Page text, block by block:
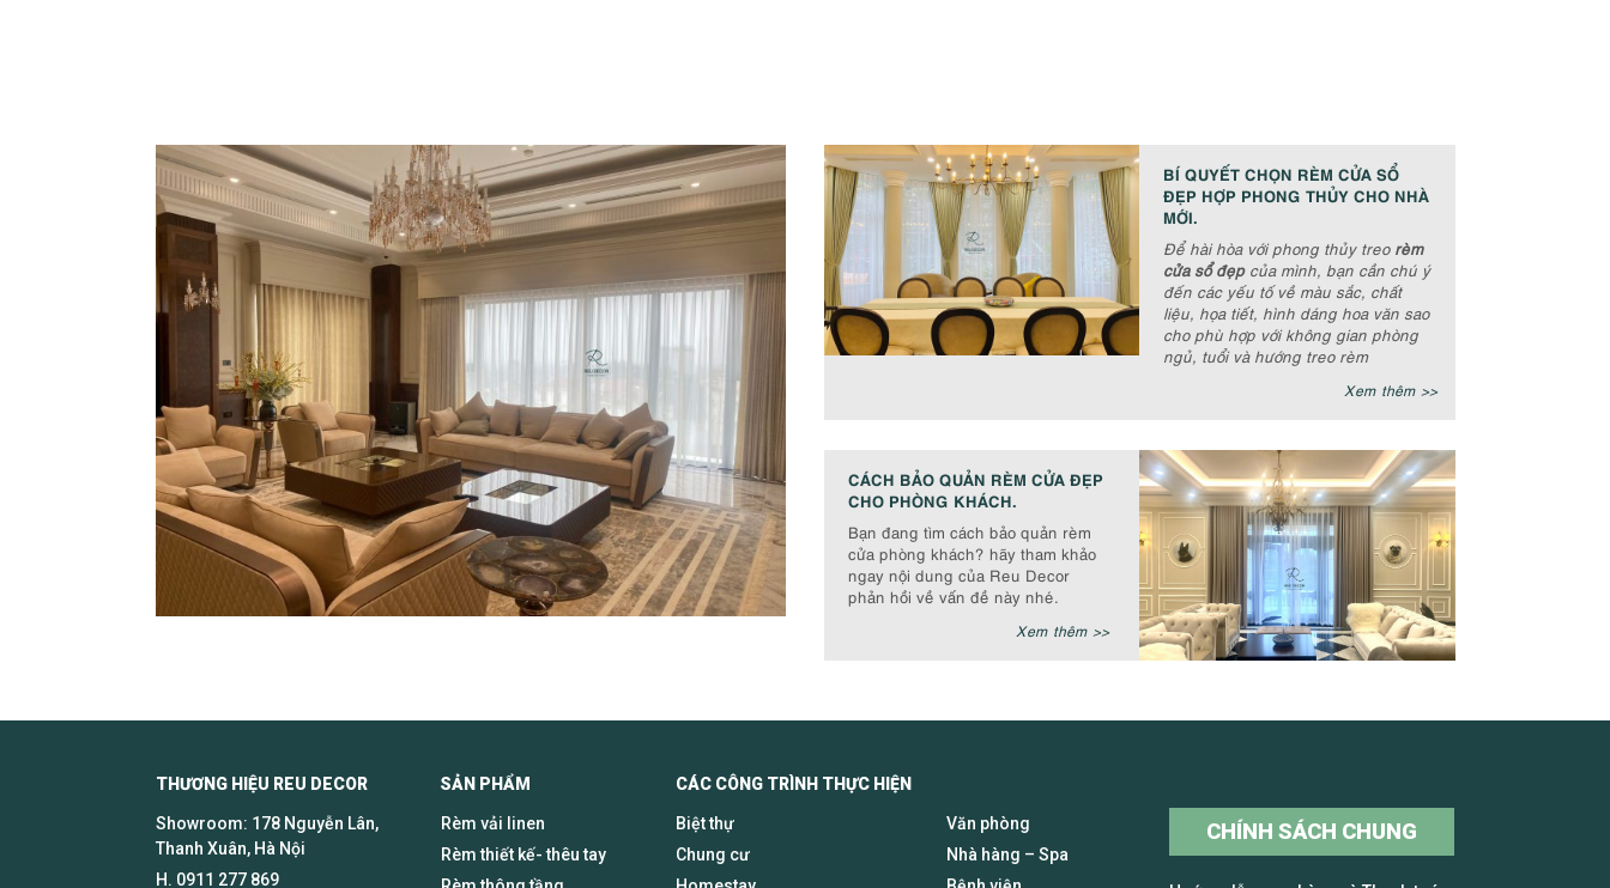
BÍ QUYẾT CHỌN RÈM CỬA SỔ
ĐẸP HỢP PHONG THỦY CHO NHÀ
MỚI.
Để hài hòa với phong thủy treo rèm
cửa sổ đẹpcủa mình, bạn cần chú ý
đến các yếu tố về màu sắc, chất
liệu, họa tiết, hình dáng hoa văn sao
cho phù hợp với không gian phòng
ngủ, tuổi và hướng treo rèm
Xem thêm >>
CÁCH BẢO QUẢN RÈM CỬA ĐẸP
CHO PHÒNG KHÁCH.
Bạn đang tìm cách bảo quản rèm
cửa phòng khách? hãy tham khảo
ngay nội dung của Reu Decor
phản hồi về vấn đề này nhé.
Xem thêm >>
THƯƠNG HIỆU REU DECOR SẢN PHẨM
Showroom: 178 Nguyễn Lân,
Thanh Xuân, Hà Nội
H. 0911 277 869
Rèm vải linen
Rèm thiết kế- thêu tay
CÁC CÔNG TRÌNH THỰC HIỆN
Biệt thự
Chung cư
Văn phòng
Nhà hàng – Spa
CHÍNH SÁCH CHUNG